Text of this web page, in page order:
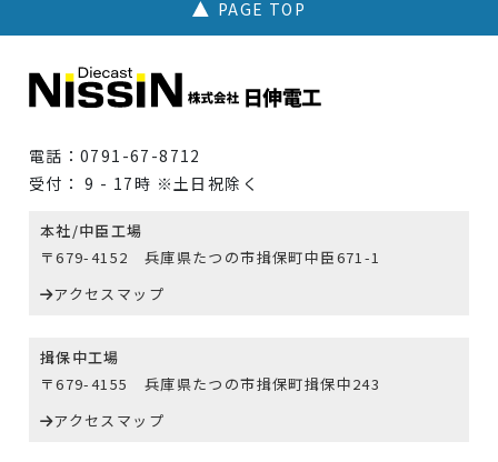
PAGE TOP
電話：0791-67-8712
受付： 9 - 17時 ※土日祝除く
本社/中臣工場
〒679-4152 兵庫県たつの市揖保町中臣671-1
アクセスマップ
揖保中工場
〒679-4155 兵庫県たつの市揖保町揖保中243
アクセスマップ